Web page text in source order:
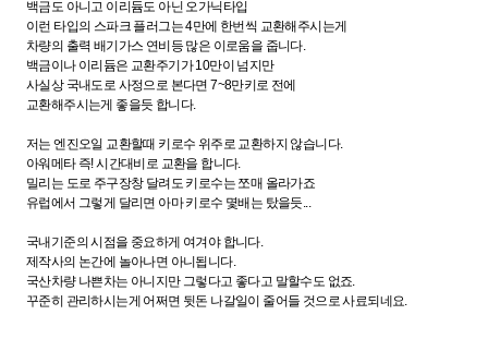
백금도 아니고 이리듐도 아닌 오가닉타입
이런 타입의 스파크 플러그는 4만에 한번씩 교환해주시는게
차량의 출력 배기가스 연비등 많은 이로움을 줍니다.
백금이나 이리듐은 교환주기가 10만이 넘지만
사실상 국내도로 사정으로 본다면 7~8만키로 전에
교환해주시는게 좋을듯 합니다.
저는 엔진오일 교환할때 키로수 위주로 교환하지 않습니다.
아워메타 즉! 시간대비로 교환을 합니다.
밀리는 도로 주구장창 달려도 키로수는 쪼매 올라가죠
유럽에서 그렇게 달리면 아마 키로수 몇배는 탔을듯...
국내기준의 시점을 중요하게 여겨야 합니다.
제작사의 논간에 놀아나면 아니됩니다.
국산차량 나쁜차는 아니지만 그렇다고 좋다고 말할수도 없죠.
꾸준히 관리하시는게 어쩌면 뒷돈 나갈일이 줄어들 것으로 사료되네요.